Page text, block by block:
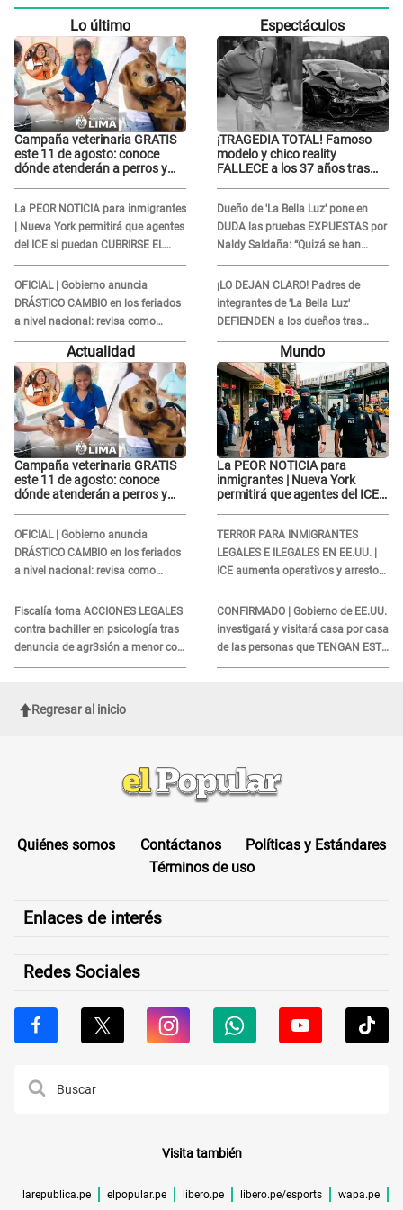
Lo último
Campaña veterinaria GRATIS
este 11 de agosto: conoce
dónde atenderán a perros y
La PEOR NOTICIA para inmigrantes
| Nueva York permitirá que agentes
del ICE si puedan CUBRIRSE EL
ROSTRO
OFICIAL | Gobierno anuncia
DRÁSTICO CAMBIO en los feriados
a nivel nacional: revisa como
quedarán los DÍAS LIBRES
Espectáculos
¡TRAGEDIA TOTAL! Famoso
modelo y chico reality
FALLECE a los 37 años tras
Dueño de 'La Bella Luz' pone en
DUDA las pruebas EXPUESTAS por
Naldy Saldaña: “Quizá se han
editado...”
¡LO DEJAN CLARO! Padres de
integrantes de 'La Bella Luz'
DEFIENDEN a los dueños tras
denuncia: “Nunca vimos nada...”
Actualidad
Campaña veterinaria GRATIS
este 11 de agosto: conoce
dónde atenderán a perros y
OFICIAL | Gobierno anuncia
DRÁSTICO CAMBIO en los feriados
a nivel nacional: revisa como
quedarán los DÍAS LIBRES
Fiscalía toma ACCIONES LEGALES
contra bachiller en psicología tras
denuncia de agr3sión a menor con
autismo
Mundo
La PEOR NOTICIA para
inmigrantes | Nueva York
permitirá que agentes del ICE
TERROR PARA INMIGRANTES
LEGALES E ILEGALES EN EE.UU. |
ICE aumenta operativos y arrestos
a extranjeros en aeropuertos
CONFIRMADO | Gobierno de EE.UU.
investigará y visitará casa por casa
de las personas que TENGAN ESTE
TRABAJO
Regresar al inicio
Quiénes somos Contáctanos
Políticas y Estándares
Términos de uso
Enlaces de interés
Redes Sociales
Visita también
larepublica.pe elpopular.pe libero.pe libero.pe/esports wapa.pe